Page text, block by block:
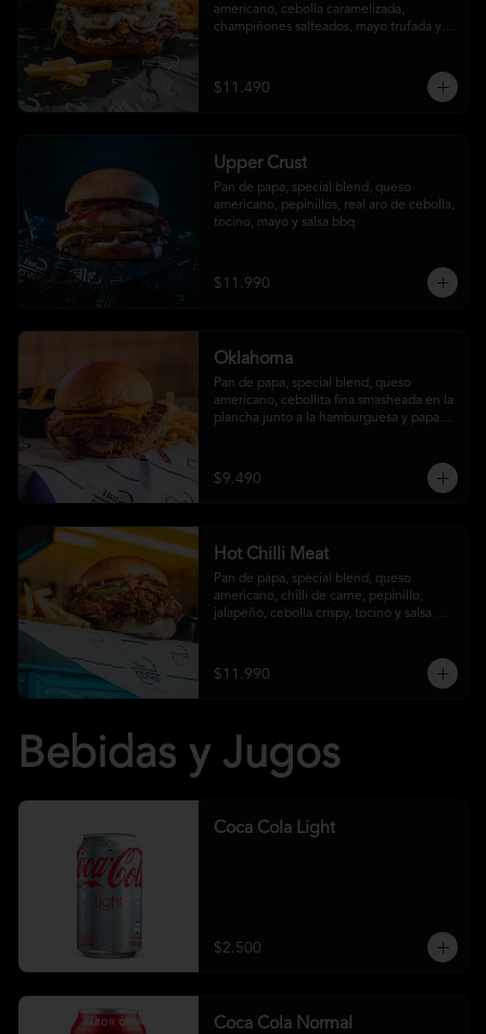
americano, cebolla caramelizada,
champiñones salteados, mayo trufada y
$11.490
Upper Crust
Pan de papa, special blend, queso
americano, pepinillos, real aro de cebolla,
tocino, mayo y salsa bbq
$11.990
Oklahoma
Pan de papa, special blend, queso
americano, cebollita fina smasheada en la
plancha junto a la hamburguesa y papas
$9.490
Hot Chilli Meat
Pan de papa, special blend, queso
americano, chilli de carne, pepinillo,
jalapeño, cebolla crispy, tocino y salsa
$11.990
Bebidas y Jugos
Coca Cola Light
$2.500
Coca Cola Normal